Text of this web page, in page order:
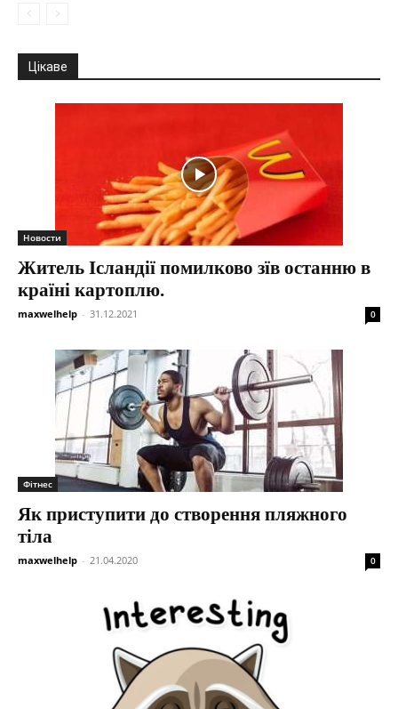
Цікаве
Новости
Житель Ісландії помилково зїв останню в
країні картоплю.
maxwelhelp - 31.12.2021 0
Фітнес
Як приступити до створення пляжного
тіла
maxwelhelp - 21.04.2020 0